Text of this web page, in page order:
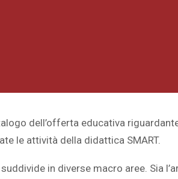
dell’offerta educativa
le attività della didattica SMART.
in diverse macro aree. Sia